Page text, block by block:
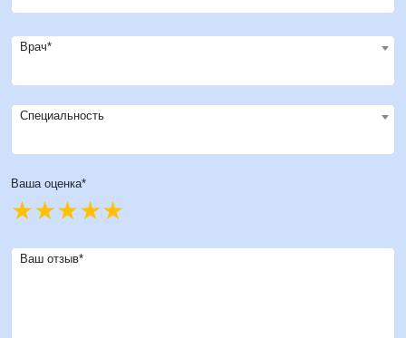
Врач*
Специальность
Ваша оценка*
Ваш отзыв*